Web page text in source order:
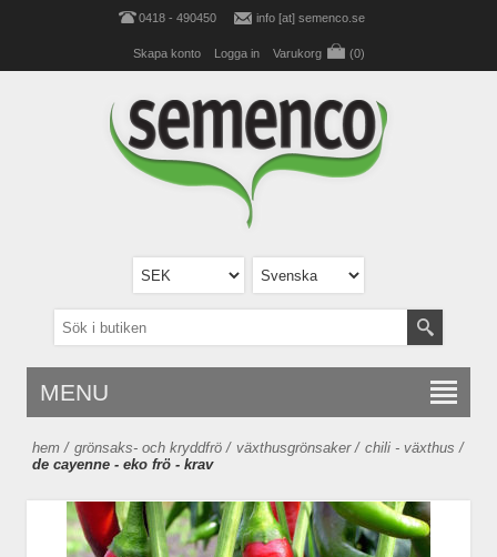
0418 - 490450 info [at] semenco.se
Skapa konto Logga in Varukorg (0)
MENU
hem / grönsaks- och kryddfrö / växthusgrönsaker / chili - växthus /
de cayenne - eko frö - krav